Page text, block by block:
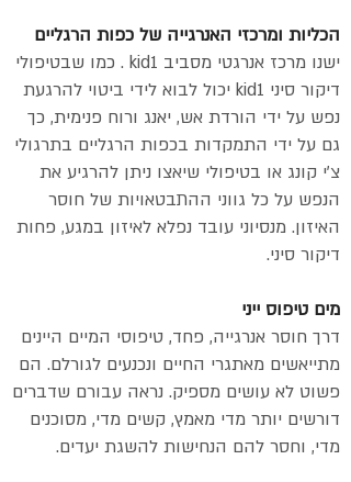
הכליות ומרכזי האנרגייה של כפות הרגליים
ישנו מרכז אנרגטי מסביב kid1 . כמו שבטיפולי
דיקור סיני kid1 יכול לבוא לידי ביטוי להרגעת
נפש על ידי הורדת אש, יאנג ורוח פנימית, כך
גם על ידי התמקדות בכפות הרגליים בתרגולי
צ'י קונג או בטיפולי שיאצו ניתן להרגיע את
הנפש על כל גווני ההתבטאויות של חוסר
האיזון. מנסיוני עובד נפלא לאיזון במגע, פחות
דיקור סיני.
מים טיפוס ייני
דרך חוסר אנרגייה, פחד, טיפוסי המיים היינים
מתייאשים מאתגרי החיים ונכנעים לגורלם. הם
פשוט לא עושים מספיק. נראה עבורם שדברים
דורשים יותר מדי מאמץ, קשים מדי, מסוכנים
מדי, וחסר להם הנחישות להשגת יעדים.